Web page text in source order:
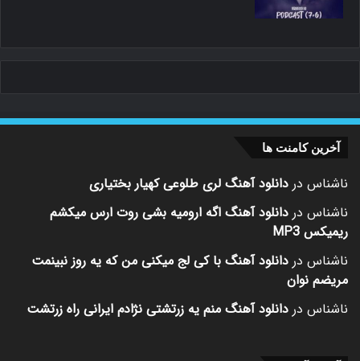
آخرین کامنت ها
ناشناس در دانلود آهنگ لری طلوعی کهیار بختیاری
ناشناس در دانلود آهنگ اگه ارومیه بشی روت ارس میکشم
ریمیکس MP3
ناشناس در دانلود آهنگ با کی لج میکنی من که یه روز نبینمت
مریضم نوان
ناشناس در دانلود آهنگ منم یه زرتشتی نژادم ایرانی راه زرتشت